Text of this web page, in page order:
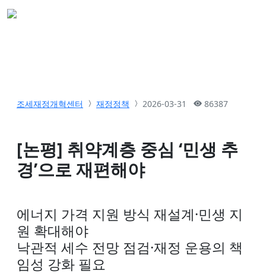
조세재정개혁센터 재정정책 2026-03-31 86387
[논평] 취약계층 중심 ‘민생 추
경’으로 재편해야
에너지 가격 지원 방식 재설계·민생 지
원 확대해야
낙관적 세수 전망 점검·재정 운용의 책
임성 강화 필요